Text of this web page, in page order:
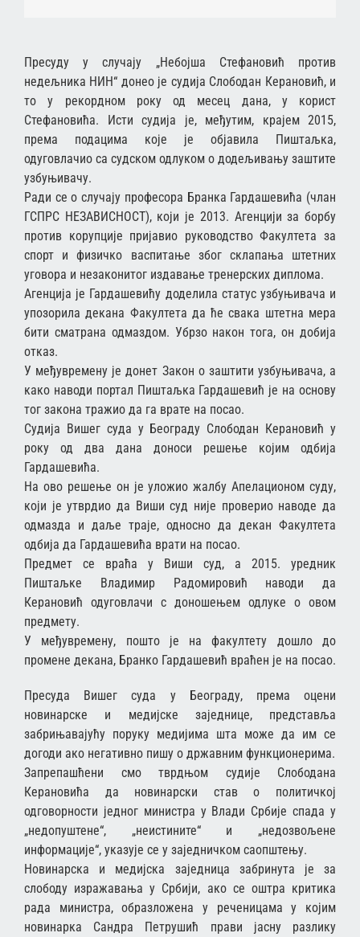
Пресуду у случају „Небојша Стефановић против
недељника НИН“ донео је судија Слободан Керановић, и
то у рекордном року од месец дана, у корист
Стефановића. Исти судија је, међутим, крајем 2015,
према подацима које је објавила Пиштаљка,
одуговлачио са судском одлуком о додељивању заштите
узбуњивачу.
Ради се о случају професора Бранка Гардашевића (члан
ГСПРС НЕЗАВИСНОСТ), који је 2013. Агенцији за борбу
против корупције пријавио руководство Факултета за
спорт и физичко васпитање због склапања штетних
уговора и незаконитог издавање тренерских диплома.
Агенција је Гардашевићу доделила статус узбуњивача и
упозорила декана Факултета да ће свака штетна мера
бити сматрана одмаздом. Убрзо након тога, он добија
отказ.
У међувремену је донет Закон о заштити узбуњивача, а
како наводи портал Пиштаљка Гардашевић је на основу
тог закона тражио да га врате на посао.
Судија Вишег суда у Београду Слободан Керановић у
року од два дана доноси решење којим одбија
Гардашевића.
На ово решење он је уложио жалбу Апелационом суду,
који је утврдио да Виши суд није проверио наводе да
одмазда и даље траје, односно да декан Факултета
одбија да Гардашевића врати на посао.
Предмет се враћа у Виши суд, а 2015. уредник
Пиштаљке Владимир Радомировић наводи да
Керановић одуговлачи с доношењем одлуке о овом
предмету.
У међувремену, пошто је на факултету дошло до
промене декана, Бранко Гардашевић враћен је на посао.
Пресуда Вишег суда у Београду, према оцени
новинарске и медијске заједнице, представља
забрињавајућу поруку медијима шта може да им се
догоди ако негативно пишу о државним функционерима.
Запрепашћени смо тврдњом судије Слободана
Керановића да новинарски став о политичкој
одговорности једног министра у Влади Србије спада у
„недопуштене“, „неистините“ и „недозвољене
информације“, указује се у заједничком саопштењу.
Новинарска и медијска заједница забринута је за
слободу изражавања у Србији, ако се оштра критика
рада министра, образложена у реченицама у којим
новинарка Сандра Петрушић прави јасну разлику